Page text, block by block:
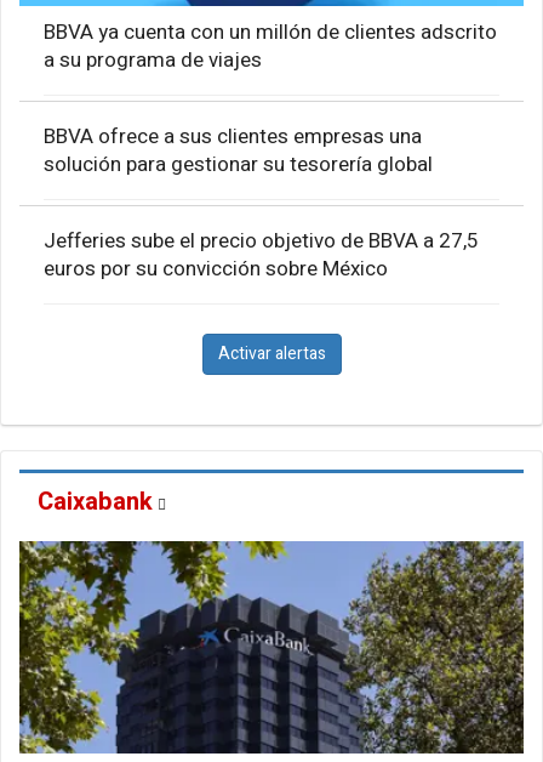
BBVA ya cuenta con un millón de clientes adscrito
a su programa de viajes
BBVA ofrece a sus clientes empresas una
solución para gestionar su tesorería global
Jefferies sube el precio objetivo de BBVA a 27,5
euros por su convicción sobre México
Activar alertas
Caixabank